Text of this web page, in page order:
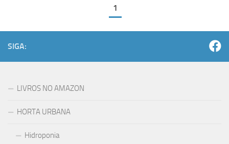
1
SIGA:
LIVROS NO AMAZON
HORTA URBANA
Hidroponia